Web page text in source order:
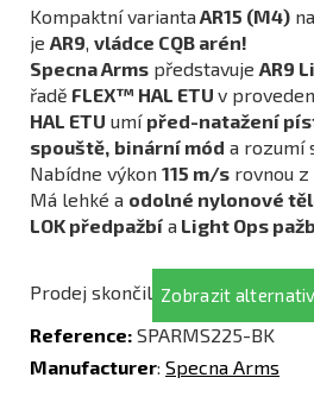
Kompaktní varianta AR15 (M4)
je AR9, vládce CQB arén!
Specna Arms představuje AR9
řadě FLEX™ HAL ETU v
HAL ETU umí před-natažení
spouště, binární mód a rozumí
Nabídne výkon 115 m/s rovnou z
Má lehké a odolné nylonové
LOK předpažbí a Light Ops
Prodej skončil Zobrazit
Reference: SPARMS225-BK
Manufacturer: Specna Arms